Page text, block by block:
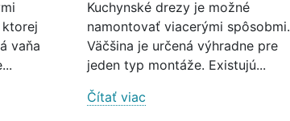
vaňa
Kuchynské drezy je možné
namontovať viacerými spôsobmi.
Väčšina je určená výhradne pre
jeden typ montáže. Existujú...
Čítať viac